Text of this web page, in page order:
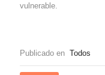
vulnerable.
Publicado en Todos